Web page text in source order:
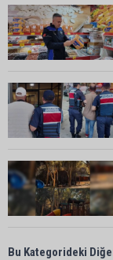
Bu Kategorideki